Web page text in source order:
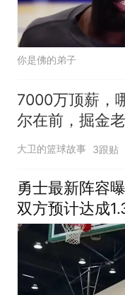
你是佛的弟子
7000万顶薪，
尔在前，掘金
也不会给约基奇
大卫的篮球故事 3跟贴
勇士最新阵容
双方预计达成